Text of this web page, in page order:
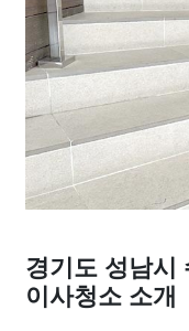
경기도 성남시
이사청소 소개